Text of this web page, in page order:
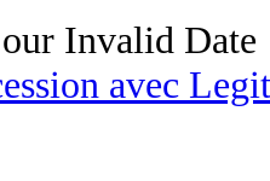
Invalid Date
avec